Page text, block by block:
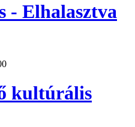
- Elhalasztva
kultúrális